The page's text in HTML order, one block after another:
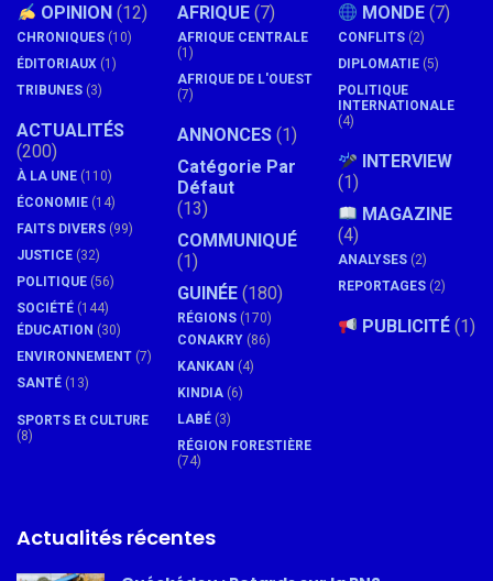
OPINION (12)
CHRONIQUES (10)
ÉDITORIAUX (1)
TRIBUNES (3)
ACTUALITÉS
(200)
À LA UNE (110)
ÉCONOMIE (14)
FAITS DIVERS (99)
JUSTICE (32)
POLITIQUE (56)
SOCIÉTÉ (144)
ÉDUCATION (30)
ENVIRONNEMENT (7)
SANTÉ (13)
SPORTS Et CULTURE
(8)
AFRIQUE (7)
AFRIQUE CENTRALE
(1)
AFRIQUE DE L'OUEST
(7)
ANNONCES (1)
Catégorie Par
Défaut
(13)
COMMUNIQUÉ
(1)
GUINÉE (180)
RÉGIONS (170)
CONAKRY (86)
KANKAN (4)
KINDIA (6)
LABÉ (3)
RÉGION FORESTIÈRE
(74)
MONDE (7)
CONFLITS (2)
DIPLOMATIE (5)
POLITIQUE
INTERNATIONALE
(4)
INTERVIEW
(1)
MAGAZINE
(4)
ANALYSES (2)
REPORTAGES (2)
PUBLICITÉ (1)
Actualités récentes